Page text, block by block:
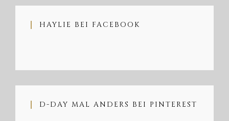
HAYLIE BEI FACEBOOK
D-DAY MAL ANDERS BEI PINTEREST